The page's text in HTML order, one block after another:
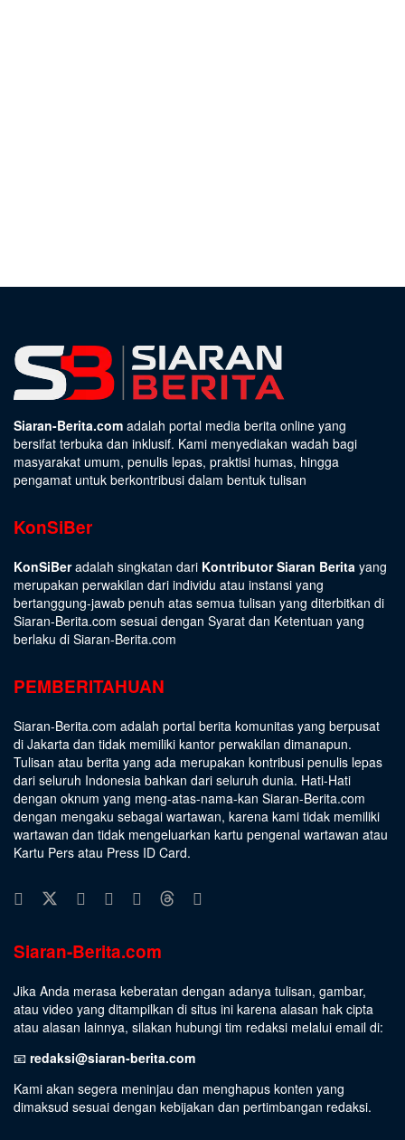
Siaran-Berita.com adalah portal media berita online yang
bersifat terbuka dan inklusif. Kami menyediakan wadah bagi
masyarakat umum, penulis lepas, praktisi humas, hingga
pengamat untuk berkontribusi dalam bentuk tulisan
KonSiBer
KonSiBeradalah singkatan dari Kontributor Siaran Berita yang
merupakan perwakilan dari individu atau instansi yang
bertanggung-jawab penuh atas semua tulisan yang diterbitkan di
Siaran-Berita.com sesuai dengan Syarat dan Ketentuan yang
berlaku di Siaran-Berita.com
PEMBERITAHUAN
Siaran-Berita.com adalah portal berita komunitas yang berpusat
di Jakarta dan tidak memiliki kantor perwakilan dimanapun.
Tulisan atau berita yang ada merupakan kontribusi penulis lepas
dari seluruh Indonesia bahkan dari seluruh dunia. Hati-Hati
dengan oknum yang meng-atas-nama-kan Siaran-Berita.com
dengan mengaku sebagai wartawan, karena kami tidak memiliki
wartawan dan tidak mengeluarkan kartu pengenal wartawan atau
Kartu Pers atau Press ID Card.
Siaran-Berita.com
Jika Anda merasa keberatan dengan adanya tulisan, gambar,
atau video yang ditampilkan di situs ini karena alasan hak cipta
atau alasan lainnya, silakan hubungi tim redaksi melalui email di:
📧 redaksi@siaran-berita.com
Kami akan segera meninjau dan menghapus konten yang
dimaksud sesuai dengan kebijakan dan pertimbangan redaksi.